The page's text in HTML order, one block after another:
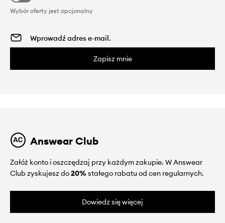
Wybór oferty jest opcjonalny
Zapisz mnie
Answear Club
Załóż konto i oszczędzaj przy każdym zakupie. W Answear
Club zyskujesz do20%stałego rabatu od cen regularnych.
Dowiedz się więcej